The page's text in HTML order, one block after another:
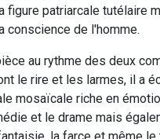
figure patriarcale tutélaire
conscience de l'homme.
au rythme des deux
le rire et les larmes, il a
mosaïcale riche en
et le drame mais